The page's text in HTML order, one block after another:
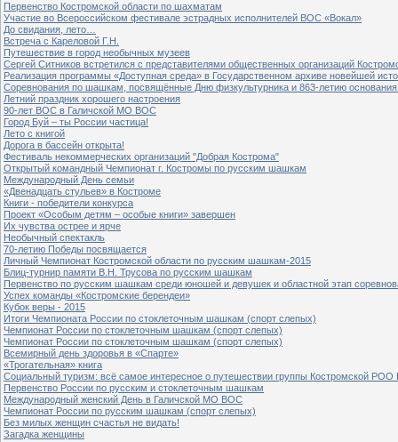
Первенство Костромской области по шахматам
Участие во Всероссийском фестивале эстрадных исполнителей ВОС «Вокал»
До свидания, лето…
Встреча с Кареловой Г.Н.
Путешествие в город необычных музеев
Сергей Ситников встретился с представителями общественных организаций
Реализация программы «Доступная среда» в Государственном архиве новейшей
Соревнования по шашкам, посвящённые Дню физкультурника и 863-летию основания
Летний праздник хорошего настроения
90-лет ВОС в Галичской МО ВОС
Город Буй – ты России частица!
Лето с книгой
Дорога в бассейн открыта!
Фестиваль некоммерческих организаций "Добрая Кострома"
Открытый командный Чемпионат г. Костромы по русским шашкам
Международный День семьи
«Двенадцать стульев» в Костроме
Книги - победители конкурса
Проект «Особым детям – особые книги» завершен
Их чувства острее и ярче
Необычный спектакль
70-летию Победы посвящается
Личный Чемпионат Костромской области по русским шашкам-2015
Блиц-турнир памяти В.Н. Трусова по русским шашкам
Первенство по русским шашкам среди юношей и девушек и областной этап
Успех команды «Костромские берендеи»
Кубок веры - 2015
Итоги Чемпионата России по стоклеточным шашкам (спорт слепых)
Чемпионат России по стоклеточным шашкам (спорт слепых)
Чемпионат России по стоклеточным шашкам (спорт слепых)
Всемирный день здоровья в «Спарте»
«Трогательная» книга
Социальный туризм: всё самое интересное о путешествии группы Костромской
Первенство России по русским и стоклеточным шашкам
Международный женский День в Галичской МО ВОС
Чемпионат России по русским шашкам (спорт слепых)
Без милых женщин счастья не видать!
Загадка женщины